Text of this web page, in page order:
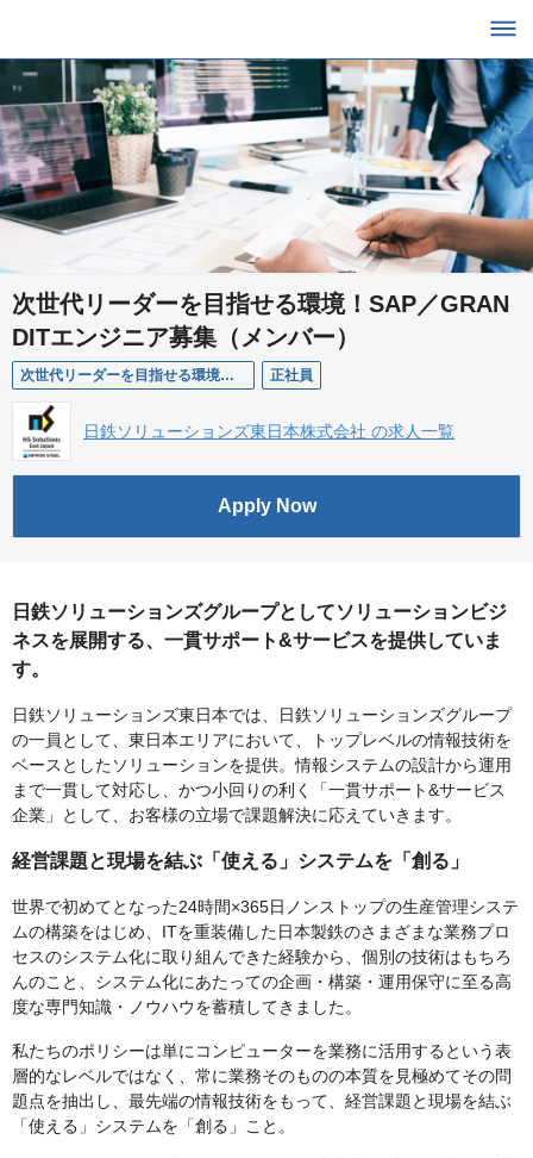
次世代リーダーを目指せる環境！SAP／GRAN
DITエンジニア募集（メンバー）
次世代リーダーを目指せる環境！SAP／GRANDITエンジニア募集（メンバー） 正社員
日鉄ソリューションズ東日本株式会社 の求人一覧
Apply Now
日鉄ソリューションズグループとしてソリューションビジ
ネスを展開する、一貫サポート&サービスを提供していま
す。
日鉄ソリューションズ東日本では、日鉄ソリューションズグループ
の一員として、東日本エリアにおいて、トップレベルの情報技術を
ベースとしたソリューションを提供。情報システムの設計から運用
まで一貫して対応し、かつ小回りの利く「一貫サポート&サービス
企業」として、お客様の立場で課題解決に応えていきます。
経営課題と現場を結ぶ「使える」システムを「創る」
世界で初めてとなった24時間×365日ノンストップの生産管理システ
ムの構築をはじめ、ITを重装備した日本製鉄のさまざまな業務プロ
セスのシステム化に取り組んできた経験から、個別の技術はもちろ
んのこと、システム化にあたっての企画・構築・運用保守に至る高
度な専門知識・ノウハウを蓄積してきました。
私たちのポリシーは単にコンピューターを業務に活用するという表
層的なレベルではなく、常に業務そのものの本質を見極めてその問
題点を抽出し、最先端の情報技術をもって、経営課題と現場を結ぶ
「使える」システムを「創る」こと。